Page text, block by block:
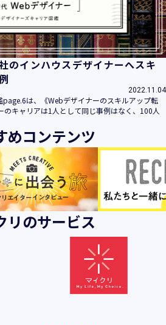
ご利用日時、ご利用回数などのご利
関する情報
について】
り、個人情報を取得させていただき
自ら入力された個人情報を、当社は
きます。
面、電話等の手段により取得・収集
、郵便、書面、電話等の手段によっ
人情報を、当社は取得・収集させて
た際に情報を収集させていただく方
利用されるURL、ブラウザや携帯電
どの情報を含みます。
公表】
利用目的の範囲内で利用すること
の附属書A.3.4.2.4に基づき公表し
のインハウスデザイナーへスキ
2022.11.04
は、《Webデザイナーのスキルアップ転
のキャリアは1人として同じ事例はなく、100人
めコンテンツ
リのサービス